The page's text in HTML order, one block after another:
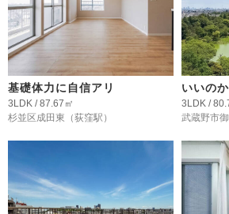
基礎体力に自信アリ
3LDK / 87.67㎡
杉並区成田東 （荻窪駅）
いいの
3LDK /
武蔵野市